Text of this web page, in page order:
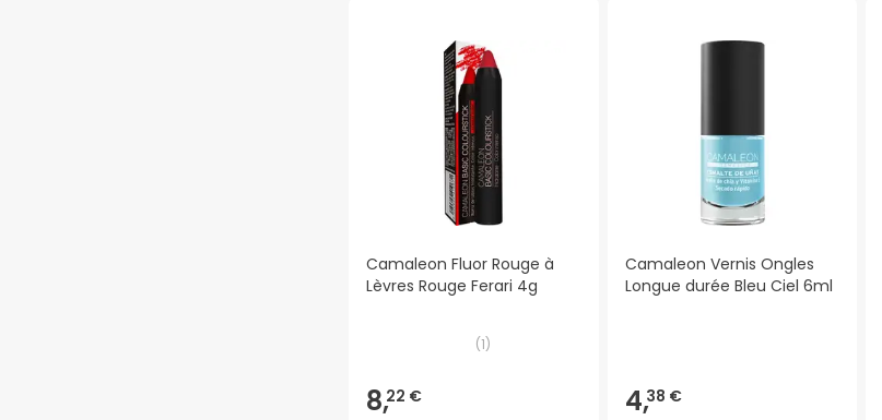
Camaleon Fluor Rouge à
Lèvres Rouge Ferari 4g
(1)
8,22 €
Camaleon Vernis Ongles
Longue durée Bleu Ciel 6ml
4,38 €